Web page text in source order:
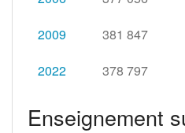
2009
381 847
2022
378 797
Enseignement